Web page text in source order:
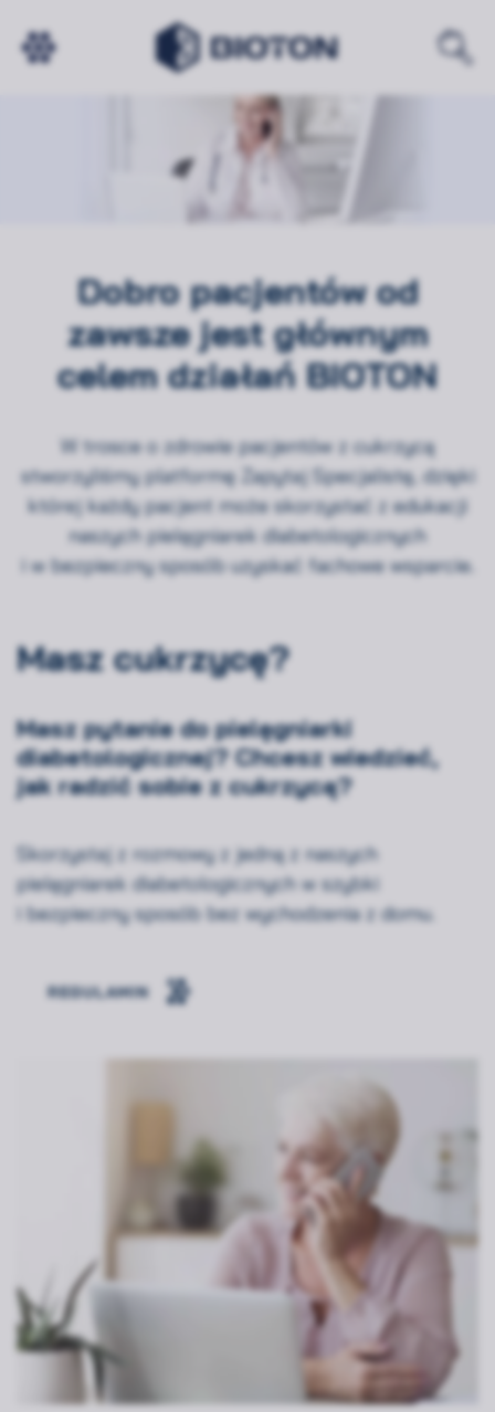
ZAPYTAJ SPECJALISTĘ
Dobro pacjentów od
zawsze jest głównym
celem działań BIOTON
W trosce o zdrowie pacjentów z cukrzycą
stworzyliśmy platformę Zapytaj Specjalistę, dzięki
której każdy pacjent może skorzystać z edukacji
naszych pielęgniarek diabetologicznych
i w bezpieczny sposób uzyskać fachowe wsparcie.
Masz cukrzycę?
Masz pytanie do pielęgniarki
diabetologicznej? Chcesz wiedzieć,
jak radzić sobie z cukrzycą?
Skorzystaj z rozmowy z jedną z naszych
pielęgniarek diabetologicznych w szybki
i bezpieczny sposób bez wychodzenia z domu.
REGULAMIN